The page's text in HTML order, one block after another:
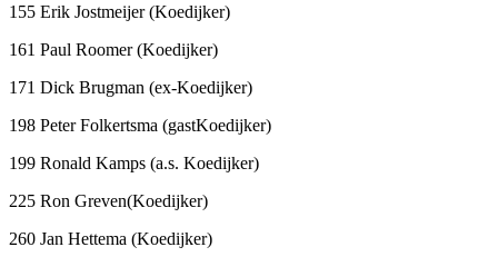
155 Erik Jostmeijer (Koedijker)
161 Paul Roomer (Koedijker)
171 Dick Brugman (ex-Koedijker)
198 Peter Folkertsma (gastKoedijker)
199 Ronald Kamps (a.s. Koedijker)
225 Ron Greven(Koedijker)
260 Jan Hettema (Koedijker)